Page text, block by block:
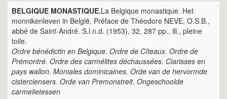
BELGIQUE MONASTIQUE.La Belgique monastique. Het
monnikenleven in België. Préface de Théodore NEVE, O.S.B.,
abbé de Saint-André. S.l.n.d. (1953), 32, 287 pp., ill., pleine
toile.
Ordre bénédictin en Belgique. Ordre de Cîteaux. Ordre de
Prémontré. Ordre des carmélites déchaussées. Clarisses en
pays wallon. Moniales dominicaines. Orde van de hervormde
cisterciensers. Orde van Premonstreit. Ongeschoolde
carmelietessen